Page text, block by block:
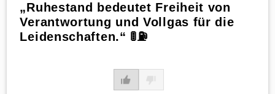
„Ruhestand bedeutet Freiheit von
Verantwortung und Vollgas für die
Leidenschaften.“ 🚦⛽